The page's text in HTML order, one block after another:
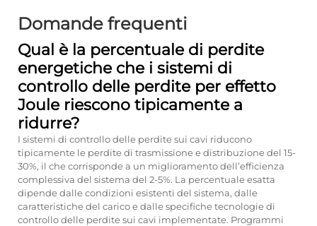
Domande frequenti
Qual è la percentuale di perdite
energetiche che i sistemi di
controllo delle perdite per effetto
Joule riescono tipicamente a
ridurre?
I sistemi di controllo delle perdite sui cavi riducono
tipicamente le perdite di trasmissione e distribuzione del 15-
30%, il che corrisponde a un miglioramento dell’efficienza
complessiva del sistema del 2-5%. La percentuale esatta
dipende dalle condizioni esistenti del sistema, dalle
caratteristiche del carico e dalle specifiche tecnologie di
controllo delle perdite sui cavi implementate. Programmi